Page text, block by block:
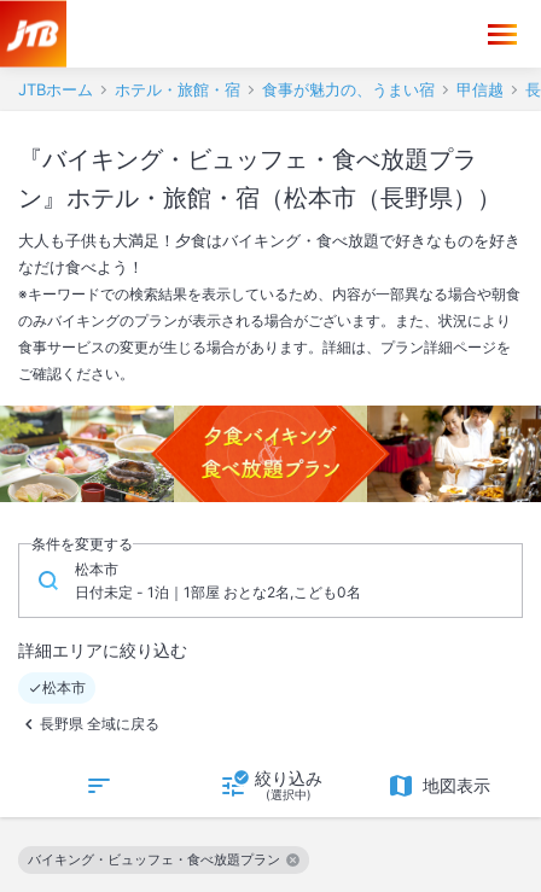
JTBホーム ホテル・旅館・宿 食事が魅力の、うまい宿 甲信越
『バイキング・ビュッフェ・食べ放題プラ
ン』ホテル・旅館・宿（松本市（長野県））
大人も子供も大満足！夕食はバイキング・食べ放題で好きなものを好き
なだけ食べよう！
※キーワードでの検索結果を表示しているため、内容が一部異なる場合や朝食
のみバイキングのプランが表示される場合がございます。また、状況により
食事サービスの変更が生じる場合があります。詳細は、プラン詳細ページを
ご確認ください。
条件を変更する
松本市
日付未定 - 1泊｜1部屋 おとな2名,こども0名
詳細エリアに絞り込む
松本市
長野県 全域に戻る
絞り込み
(選択中) 地図表示
バイキング・ビュッフェ・食べ放題プラン
この絞り込み条件を解除